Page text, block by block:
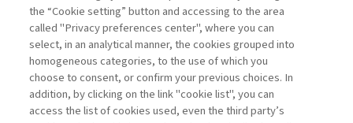
Legenda: Accedi Per registrati Per abbonati
the “Cookie setting” button and accessing to the area
called "Privacy preferences center", where you can
select, in an analytical manner, the cookies grouped into
homogeneous categories, to the use of which you
choose to consent, or confirm your previous choices. In
addition, by clicking on the link "cookie list", you can
access the list of cookies used, even the third party’s